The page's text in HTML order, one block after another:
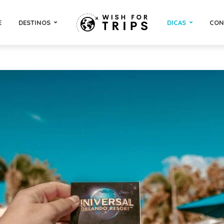
DESTINOS DICAS